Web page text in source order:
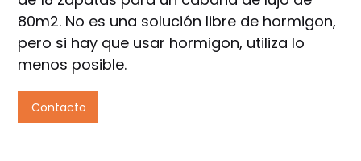
80m2. No es una solución libre de hormigon,
pero si hay que usar hormigon, utiliza lo
menos posible.
Contacto